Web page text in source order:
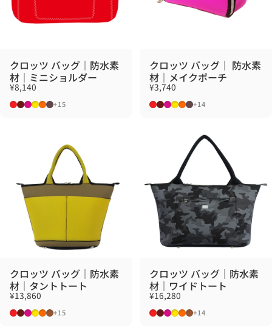
クロッツ バッグ｜防水素
材｜ミニショルダー
¥8,140
レッド
マルーン
ローズ
イエロー
オレンジ
ブラウン
+15
クロッツ バッグ｜ 防水素
材｜メイクポーチ
¥3,740
レッド
マルーン
ローズ
イエロー
オレンジ
ブラウン
+14
クロッツ バッグ｜防水素
材｜タントトート
¥13,860
レッド
マルーン
ローズ
イエロー
オレンジ
ブラウン
+15
クロッツ バッグ｜防水素
材｜ワイドトート
¥16,280
レッド
マルーン
ローズ
イエロー
オレンジ
ブラウン
+14